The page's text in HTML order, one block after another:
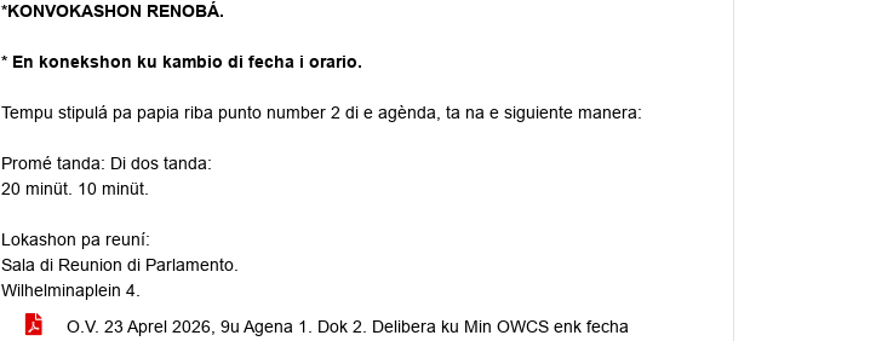
*KONVOKASHON RENOBÁ.
* En konekshon ku kambio di fecha i orario.
Tempu stipulá pa papia riba punto number 2 di e agènda, ta na e siguiente manera:
Promé tanda: Di dos tanda:
20 minüt. 10 minüt.
Lokashon pa reuní:
Sala di Reunion di Parlamento.
Wilhelminaplein 4.
O.V. 23 Aprel 2026, 9u Agena 1. Dok 2. Delibera ku Min OWCS enk fecha